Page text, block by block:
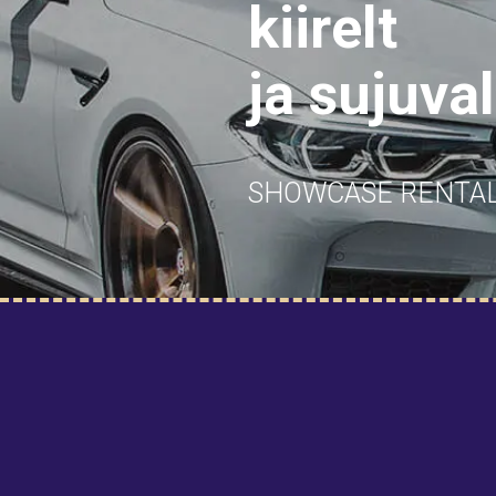
kiirelt
ja
SHOWCASE